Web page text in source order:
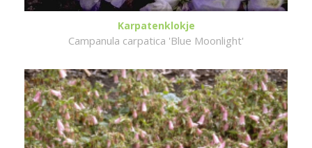
Karpatenklokje
Campanula carpatica 'Blue Moonlight'